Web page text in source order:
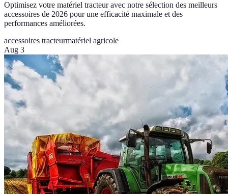
Optimisez votre matériel tracteur avec notre sélection des meilleurs
accessoires de 2026 pour une efficacité maximale et des
performances améliorées.
accessoires tracteurmatériel agricole
Aug 3